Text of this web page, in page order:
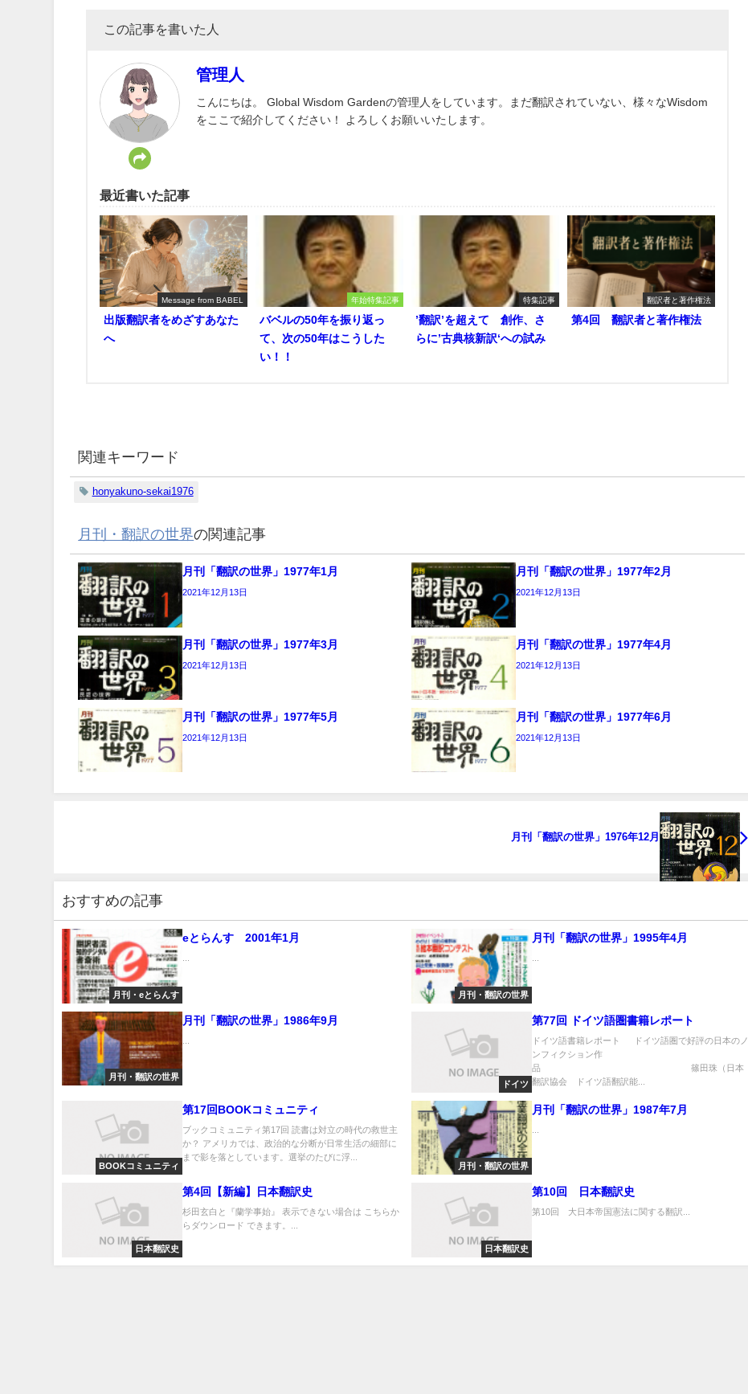
この記事を書いた人
管理人
こんにちは。 Global Wisdom Gardenの管理人をしています。まだ翻訳されていない、様々なWisdom
をここで紹介してください！ よろしくお願いいたします。
最近書いた記事
Message from BABEL
出版翻訳者をめざすあなた
へ
年始特集記事
バベルの50年を振り返っ
て、次の50年はこうした
い！！
特集記事
’翻訳’を超えて 創作、さ
らに’古典核新訳‘への試み
翻訳者と著作権法
第4回 翻訳者と著作権法
関連キーワード
honyakuno-sekai1976
月刊・翻訳の世界の関連記事
月刊「翻訳の世界」1977年1月
2021年12月13日
月刊「翻訳の世界」1977年2月
2021年12月13日
月刊「翻訳の世界」1977年3月
2021年12月13日
月刊「翻訳の世界」1977年4月
2021年12月13日
月刊「翻訳の世界」1977年5月
2021年12月13日
月刊「翻訳の世界」1977年6月
2021年12月13日
月刊「翻訳の世界」1976年12月
おすすめの記事
月刊・eとらんす
eとらんす 2001年1月
月刊・翻訳の世界
月刊「翻訳の世界」1995年4月
月刊・翻訳の世界
月刊「翻訳の世界」1986年9月
ドイツ
第77回 ドイツ語圏書籍レポート
ドイツ語書籍レポート ドイツ語圏で好評の日本のノ
ンフィクション作
品 篠田珠（日本
翻訳協会 ドイツ語翻訳能...
BOOKコミュニティ
第17回BOOKコミュニティ
ブックコミュニティ第17回 読書は対立の時代の救世主
か？ アメリカでは、政治的な分断が日常生活の細部に
まで影を落としています。選挙のたびに浮...
月刊・翻訳の世界
月刊「翻訳の世界」1987年7月
日本翻訳史
第4回【新編】日本翻訳史
杉田玄白と『蘭学事始』 表示できない場合は こちらか
らダウンロード できます。...
日本翻訳史
第10回 日本翻訳史
第10回 大日本帝国憲法に関する翻訳...